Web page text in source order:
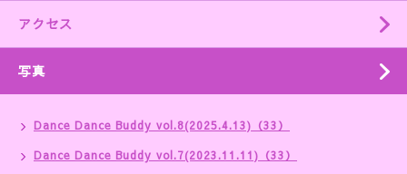
アクセス
写真
Dance Dance Buddy vol.8(2025.4.13)（33）
Dance Dance Buddy vol.7(2023.11.11)（33）